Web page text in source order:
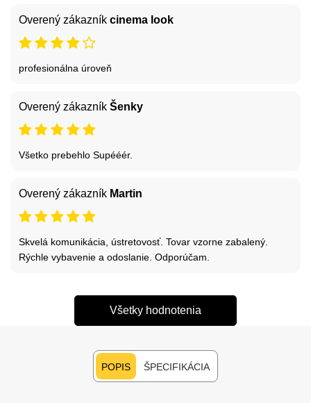
Overený zákazník cinema look
profesionálna úroveň
Overený zákazník Šenky
Všetko prebehlo Supééér.
Overený zákazník Martin
Skvelá komunikácia, ústretovosť. Tovar vzorne zabalený.
Rýchle vybavenie a odoslanie. Odporúčam.
Všetky hodnotenia
POPIS ŠPECIFIKÁCIA